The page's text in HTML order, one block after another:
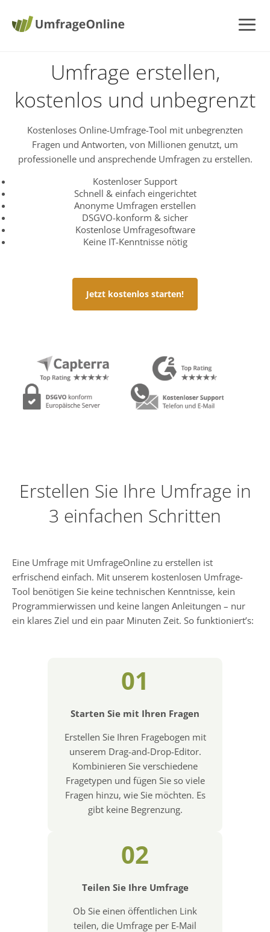
Umfrage erstellen,
kostenlos und unbegrenzt
Kostenloses Online-Umfrage-Tool mit unbegrenzten
Fragen und Antworten, von Millionen genutzt, um
professionelle und ansprechende Umfragen zu erstellen.
Kostenloser Support
Schnell & einfach eingerichtet
Anonyme Umfragen erstellen
DSGVO-konform & sicher
Kostenlose Umfragesoftware
Keine IT-Kenntnisse nötig
Jetzt kostenlos starten!
Erstellen Sie Ihre Umfrage in
3 einfachen Schritten
Eine Umfrage mit UmfrageOnline zu erstellen ist
erfrischend einfach. Mit unserem kostenlosen Umfrage-
Tool benötigen Sie keine technischen Kenntnisse, kein
Programmierwissen und keine langen Anleitungen – nur
ein klares Ziel und ein paar Minuten Zeit. So funktioniert’s:
01
Starten Sie mit Ihren Fragen
Erstellen Sie Ihren Fragebogen mit
unserem Drag-and-Drop-Editor.
Kombinieren Sie verschiedene
Fragetypen und fügen Sie so viele
Fragen hinzu, wie Sie möchten. Es
gibt keine Begrenzung.
02
Teilen Sie Ihre Umfrage
Ob Sie einen öffentlichen Link
teilen, die Umfrage per E-Mail